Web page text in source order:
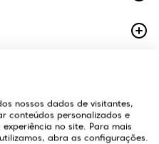
nossos dados de visitantes,
conteúdos personalizados e
no site. Para mais
abra as configurações.